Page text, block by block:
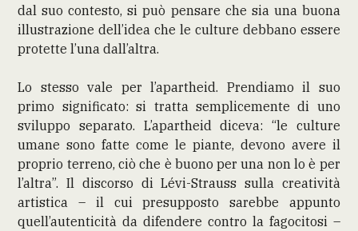
dal suo contesto, si può pensare che sia una buona
illustrazione dell’idea che le culture debbano essere
protette l’una dall’altra.
Lo stesso vale per l’apartheid. Prendiamo il suo
primo significato: si tratta semplicemente di uno
sviluppo separato. L’apartheid diceva: “le culture
umane sono fatte come le piante, devono avere il
proprio terreno, ciò che è buono per una non lo è per
l’altra”. Il discorso di Lévi-Strauss sulla creatività
artistica – il cui presupposto sarebbe appunto
quell’autenticità da difendere contro la fagocitosi –